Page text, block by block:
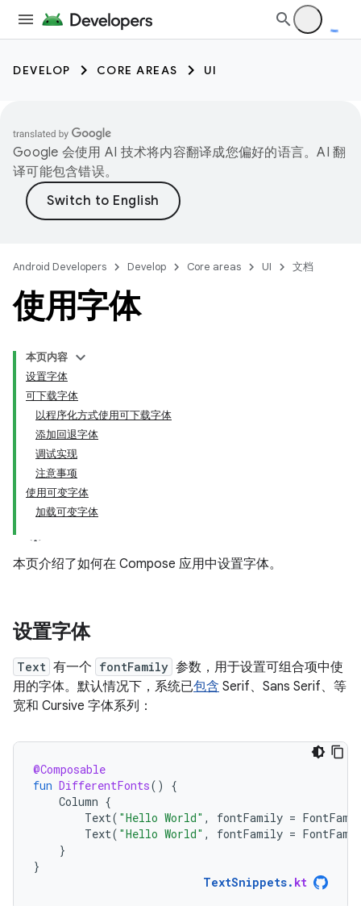
DEVELOP CORE AREAS UI
Google 会使用 AI 技术将内容翻译成您偏好的语言。AI 翻
译可能包含错误。
Android Developers Develop Core areas UI 文档
使用字体
本页内容
设置字体
可下载字体
以程序化方式使用可下载字体
添加回退字体
调试实现
注意事项
使用可变字体
加载可变字体
本页介绍了如何在 Compose 应用中设置字体。
设置字体
Text 有一个 fontFamily 参数，用于设置可组合项中使
用的字体。默认情况下，系统已包含 Serif、Sans Serif、等
宽和 Cursive 字体系列：
@Composable
fun DifferentFonts()
{
Column {
Text( "Hello World" , fontFamily =
Text( "Hello World" , fontFamily =
}
}
TextSnippets. kt